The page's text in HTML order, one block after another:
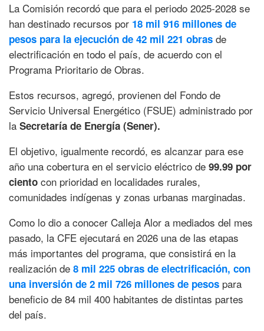
La Comisión recordó que para el periodo 2025-2028 se
han destinado recursos por 18 mil 916 millones de
pesos para la ejecución de 42 mil 221 obras de
electrificación en todo el país, de acuerdo con el
Programa Prioritario de Obras.
Estos recursos, agregó, provienen del Fondo de
Servicio Universal Energético (FSUE) administrado por
la Secretaría de Energía (Sener).
El objetivo, igualmente recordó, es alcanzar para ese
año una cobertura en el servicio eléctrico de 99.99 por
ciento con prioridad en localidades rurales,
comunidades indígenas y zonas urbanas marginadas.
Como lo dio a conocer Calleja Alor a mediados del mes
pasado, la CFE ejecutará en 2026 una de las etapas
más importantes del programa, que consistirá en la
realización de 8 mil 225 obras de electrificación, con
una inversión de 2 mil 726 millones de pesos para
beneficio de 84 mil 400 habitantes de distintas partes
del país.